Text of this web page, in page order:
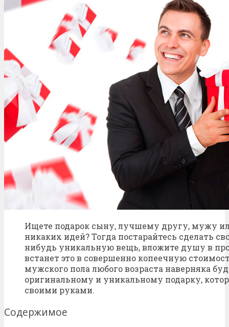
Ищете подарок сыну, лучшему другу, мужу
никаких идей? Тогда постарайтесь сделать
нибудь уникальную вещь, вложите душу в
встанет это в совершенно копеечную
мужского пола любого возраста наверняка
оригинальному и уникальному подарку,
своими руками.
Содержимое